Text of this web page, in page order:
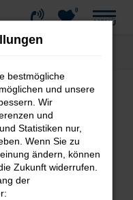
0
MENÜ
helfen können:
deine
bestmögliche
und unsere
Wir
und
Statistiken nur,
Wenn Sie zu
ändern, können
Zukunft widerrufen.
der